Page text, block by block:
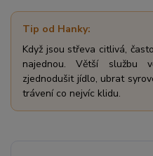
Tip od Hanky:
Když jsou střeva citlivá,
najednou. Větší službu
zjednodušit jídlo, ubrat
trávení co nejvíc klidu.